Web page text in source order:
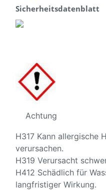
Sicherheitsdatenblatt
Achtung
H317 Kann allergische
verursachen.
H319 Verursacht
H412 Schädlich für
langfristiger Wirkung.